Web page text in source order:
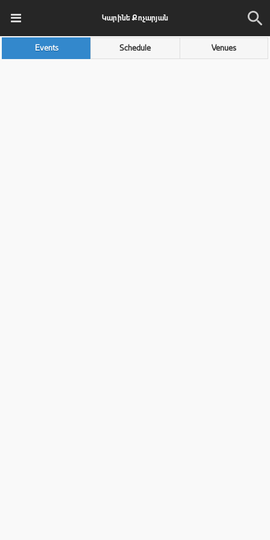
Կարինե Քոչարյան
Events Schedule Venues